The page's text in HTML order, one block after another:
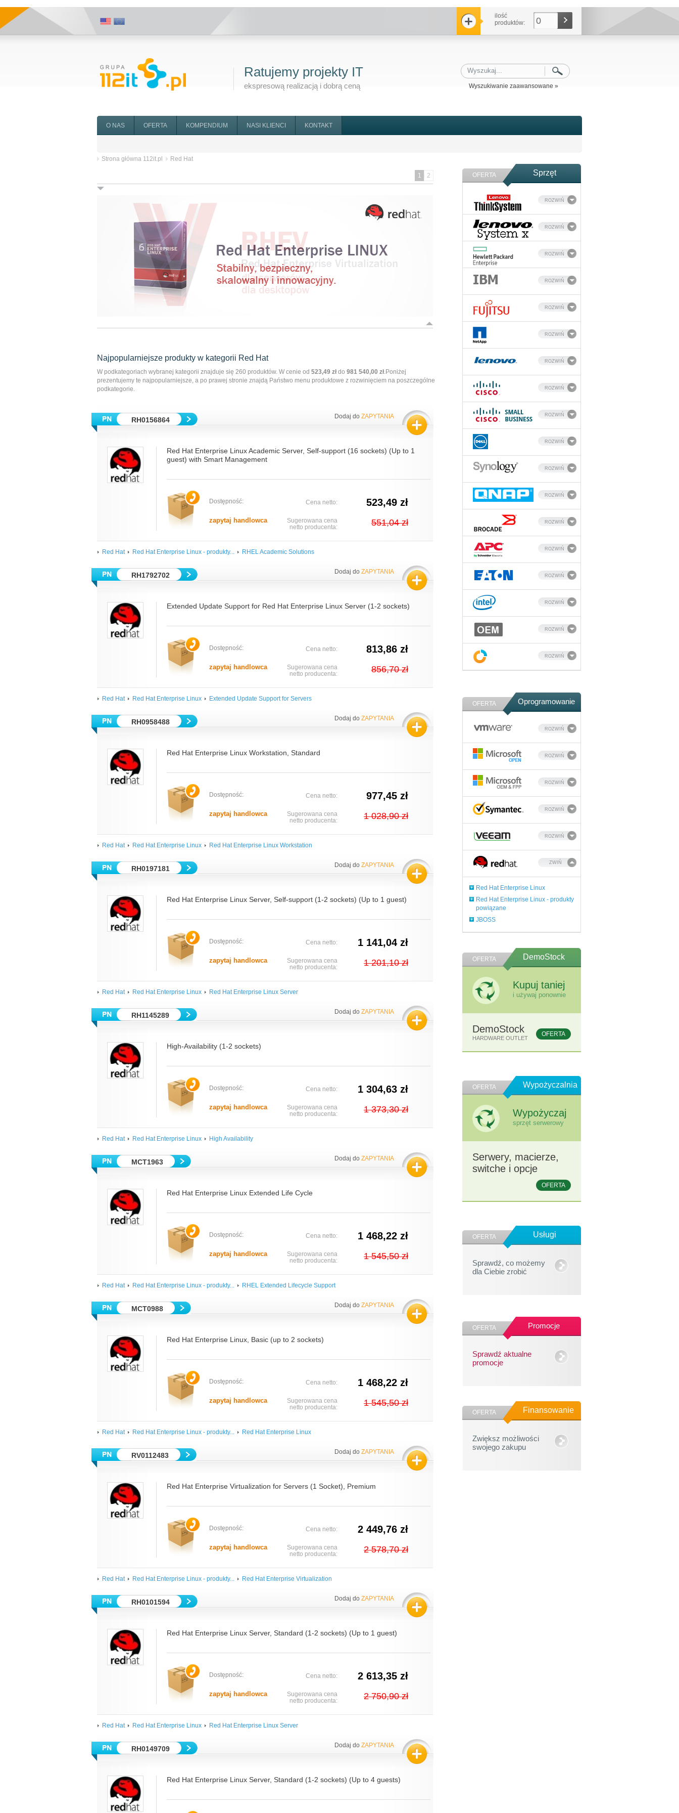
ilość
produktów:
0
Ratujemy projekty IT
ekspresową realizacją i dobrą ceną Wyszukiwanie zaawansowane »
O NAS OFERTA KOMPENDIUM NASI KLIENCI KONTAKT
OFERTA Sprzęt
ROZWIŃ
ROZWIŃ
ROZWIŃ
ROZWIŃ
ROZWIŃ
ROZWIŃ
ROZWIŃ
ROZWIŃ
ROZWIŃ
ROZWIŃ
ROZWIŃ
ROZWIŃ
ROZWIŃ
ROZWIŃ
ROZWIŃ
ROZWIŃ
ROZWIŃ
ROZWIŃ
OFERTA Oprogramowanie
ROZWIŃ
ROZWIŃ
ROZWIŃ
ROZWIŃ
ROZWIŃ
ZWIŃ
Red Hat Enterprise Linux
Red Hat Enterprise Linux - produkty
powiązane
JBOSS
OFERTA DemoStock
Kupuj taniej
i używaj ponownie
DemoStock OFERTA
HARDWARE OUTLET
OFERTA Wypożyczalnia
Wypożyczaj
sprzęt serwerowy
Serwery, macierze,
switche i opcje
OFERTA
OFERTA Usługi
Sprawdź, co możemy
dla Ciebie zrobić
OFERTA Promocje
Sprawdź aktualne
promocje
OFERTA Finansowanie
Zwiększ możliwości
swojego zakupu
Strona główna 112it.pl Red Hat
1 2
Najpopularniejsze produkty w kategorii Red Hat
W podkategoriach wybranej kategorii znajduje się 260 produktów. W cenie od 523,49 złdo 981 540,00 zł.Poniżej
prezentujemy te najpopularniejsze, a po prawej stronie znajdą Państwo menu produktowe z rozwinięciem na poszczególne
podkategorie.
RH0156864 Dodaj do ZAPYTANIA
Red Hat Enterprise Linux Academic Server, Self-support (16 sockets) (Up to 1
guest) with Smart Management
Dostępność:
zapytaj handlowca
Cena netto: 523,49 zł
551,04 zł
Sugerowana cena
netto producenta:
Red Hat Red Hat Enterprise Linux - produkty... RHEL Academic Solutions
RH1792702 Dodaj do ZAPYTANIA
Extended Update Support for Red Hat Enterprise Linux Server (1-2 sockets)
Dostępność:
zapytaj handlowca
Cena netto: 813,86 zł
856,70 zł
Sugerowana cena
netto producenta:
Red Hat Red Hat Enterprise Linux Extended Update Support for Servers
RH0958488 Dodaj do ZAPYTANIA
Red Hat Enterprise Linux Workstation, Standard
Dostępność:
zapytaj handlowca
Cena netto: 977,45 zł
1 028,90 zł
Sugerowana cena
netto producenta:
Red Hat Red Hat Enterprise Linux Red Hat Enterprise Linux Workstation
RH0197181 Dodaj do ZAPYTANIA
Red Hat Enterprise Linux Server, Self-support (1-2 sockets) (Up to 1 guest)
Dostępność:
zapytaj handlowca
Cena netto: 1 141,04 zł
1 201,10 zł
Sugerowana cena
netto producenta:
Red Hat Red Hat Enterprise Linux Red Hat Enterprise Linux Server
RH1145289 Dodaj do ZAPYTANIA
High-Availability (1-2 sockets)
Dostępność:
zapytaj handlowca
Cena netto: 1 304,63 zł
1 373,30 zł
Sugerowana cena
netto producenta:
Red Hat Red Hat Enterprise Linux High Availability
MCT1963 Dodaj do ZAPYTANIA
Red Hat Enterprise Linux Extended Life Cycle
Dostępność:
zapytaj handlowca
Cena netto: 1 468,22 zł
1 545,50 zł
Sugerowana cena
netto producenta:
Red Hat Red Hat Enterprise Linux - produkty... RHEL Extended Lifecycle Support
MCT0988 Dodaj do ZAPYTANIA
Red Hat Enterprise Linux, Basic (up to 2 sockets)
Dostępność:
zapytaj handlowca
Cena netto: 1 468,22 zł
1 545,50 zł
Sugerowana cena
netto producenta:
Red Hat Red Hat Enterprise Linux - produkty... Red Hat Enterprise Linux
RV0112483 Dodaj do ZAPYTANIA
Red Hat Enterprise Virtualization for Servers (1 Socket), Premium
Dostępność:
zapytaj handlowca
Cena netto: 2 449,76 zł
2 578,70 zł
Sugerowana cena
netto producenta:
Red Hat Red Hat Enterprise Linux - produkty... Red Hat Enterprise Virtualization
RH0101594 Dodaj do ZAPYTANIA
Red Hat Enterprise Linux Server, Standard (1-2 sockets) (Up to 1 guest)
Dostępność:
zapytaj handlowca
Cena netto: 2 613,35 zł
2 750,90 zł
Sugerowana cena
netto producenta:
Red Hat Red Hat Enterprise Linux Red Hat Enterprise Linux Server
RH0149709 Dodaj do ZAPYTANIA
Red Hat Enterprise Linux Server, Standard (1-2 sockets) (Up to 4 guests)